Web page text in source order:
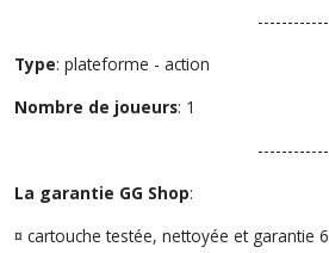
Type: plateforme - action
Nombre de joueurs: 1
La garantie GG Shop:
¤ cartouche testée, nettoyée et garantie